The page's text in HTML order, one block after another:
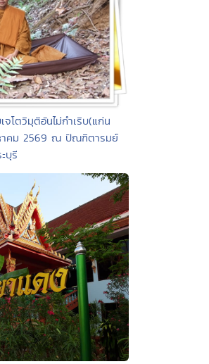
โตวิมุติอันไม่กำเริบ(แก่น
าคม 2569 ณ ปัณฑิตารมย์
บุรี